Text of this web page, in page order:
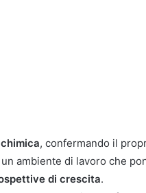
chimica, confermando il
ambiente di lavoro che
di crescita.